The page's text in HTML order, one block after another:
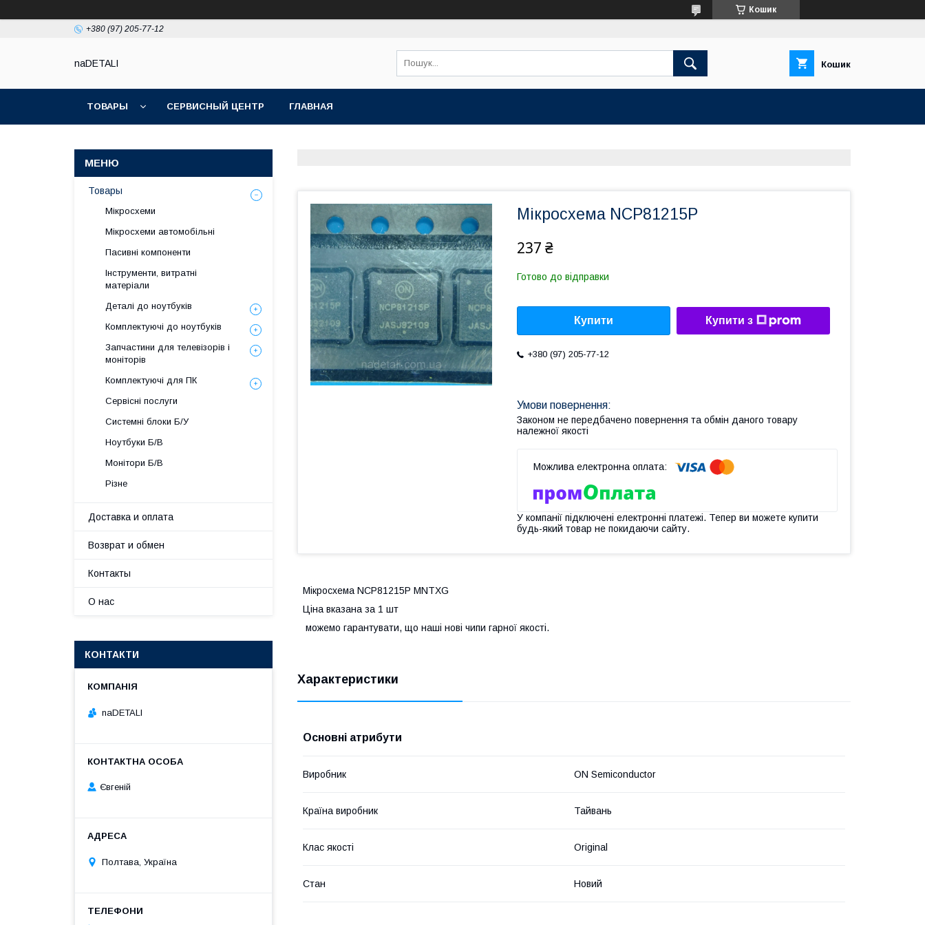
Кошик
+380 (97) 205-77-12
naDETALI Кошик
ТОВАРЫ СЕРВИСНЫЙ ЦЕНТР ГЛАВНАЯ
Мікросхема NCP81215P
237 ₴
Готово до відправки
Купити Купити з
+380 (97) 205-77-12
Законом не передбачено повернення та обмін даного товару
належної якості
У компанії підключені електронні платежі. Тепер ви можете купити
будь-який товар не покидаючи сайту.
Мікросхема NCP81215P MNTXG
Ціна вказана за 1 шт
можемо гарантувати, що наші нові чипи гарної якості.
Характеристики
Основні атрибути
Виробник ON Semiconductor
Країна виробник Тайвань
Клас якості Original
Стан Новий
Товары
Мікросхеми
Мікросхеми автомобільні
Пасивні компоненти
Інструменти, витратні
матеріали
Деталі до ноутбуків
Комплектуючі до ноутбуків
Запчастини для телевізорів і
моніторів
Комплектуючі для ПК
Сервісні послуги
Системні блоки Б/У
Ноутбуки Б/В
Монітори Б/В
Різне
Доставка и оплата
Возврат и обмен
Контакты
О нас
КОНТАКТИ
naDETALI
Євгеній
Полтава, Україна